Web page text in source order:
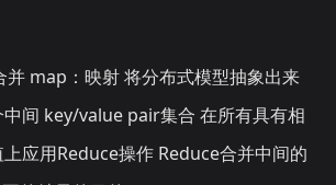
map：映射 将分布式模型抽象出来
间 key/value pair集合 在所有具有相
应用Reduce操作 Reduce合并中间的